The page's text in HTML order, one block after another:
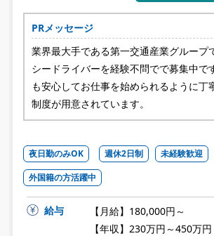
PRメッセージ
業界最大手である第一交通産業グループ
シードライバーを経験不問でで募集中で
も安心してお仕事を始められるように丁
制度が用意されています。
夜日勤のみOK 週休2日制
未経験歓迎
外国籍の方活躍中
給与
【月給】180,000円～
【年収】230万円～450万円